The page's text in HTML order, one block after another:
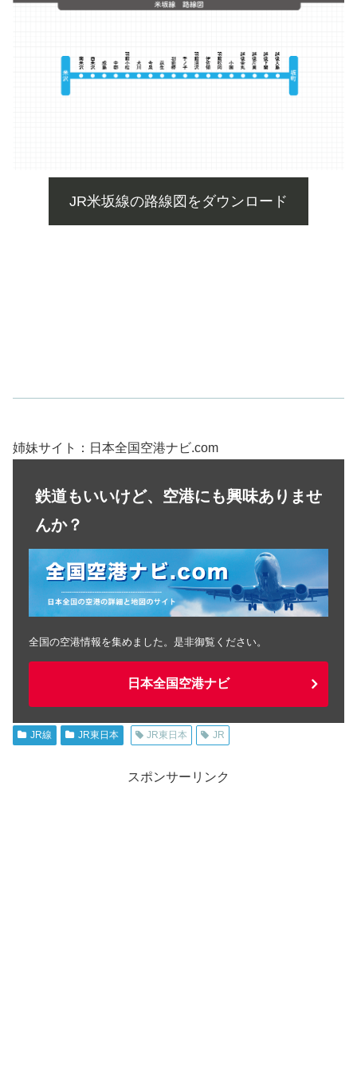
JR米坂線の路線図をダウンロード
姉妹サイト：日本全国空港ナビ.com
鉄道もいいけど、空港にも興味ありませ
んか？
全国の空港情報を集めました。是非御覧ください。
日本全国空港ナビ
JR線 JR東日本 JR東日本 JR
スポンサーリンク